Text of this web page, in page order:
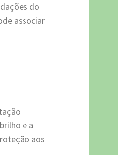
do
associar
e a
aos